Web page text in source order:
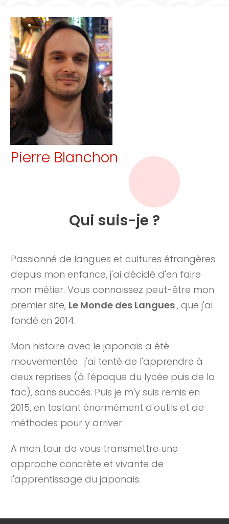
Pierre Blanchon
Qui suis-je ?
Passionné de langues et cultures étrangères
depuis mon enfance, j'ai décidé d'en faire
mon métier. Vous connaissez peut-être mon
premier site, Le Monde des Langues , que j'ai
fondé en 2014.
Mon histoire avec le japonais a été
mouvementée : j'ai tenté de l'apprendre à
deux reprises (à l'époque du lycée puis de la
fac), sans succès. Puis je m'y suis remis en
2015, en testant énormément d'outils et de
méthodes pour y arriver.
A mon tour de vous transmettre une
approche concrète et vivante de
l'apprentissage du japonais.